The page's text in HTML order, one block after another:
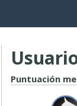
Puntuación